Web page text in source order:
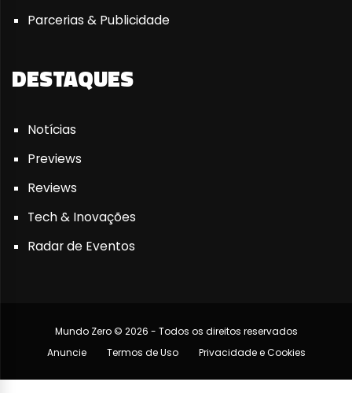
Parcerias & Publicidade
DESTAQUES
Notícias
Previews
Reviews
Tech & Inovações
Radar de Eventos
Mundo Zero © 2026 - Todos os direitos reservados
Anuncie
Termos de Uso Privacidade e Cookies